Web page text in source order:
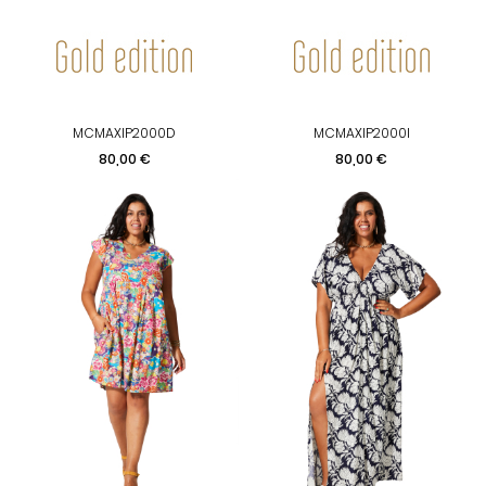
MCMAXIP2000D
Prix
80,00 €
MCMAXIP2000I
Prix
80,00 €